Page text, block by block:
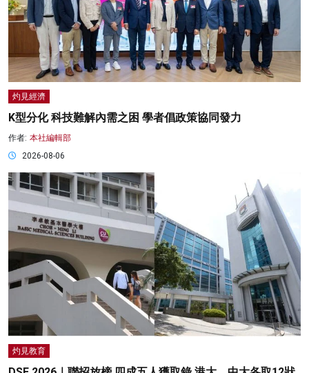
灼見經濟
K型分化 科技難解內需之困 學者倡政策協同發力
作者: 本社編輯部
2026-08-06
灼見教育